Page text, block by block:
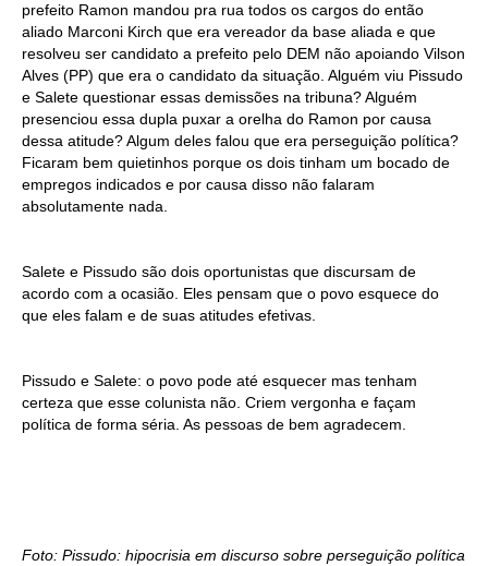
prefeito Ramon mandou pra rua todos os cargos do então
aliado Marconi Kirch que era vereador da base aliada e que
resolveu ser candidato a prefeito pelo DEM não apoiando Vilson
Alves (PP) que era o candidato da situação. Alguém viu Pissudo
e Salete questionar essas demissões na tribuna? Alguém
presenciou essa dupla puxar a orelha do Ramon por causa
dessa atitude? Algum deles falou que era perseguição política?
Ficaram bem quietinhos porque os dois tinham um bocado de
empregos indicados e por causa disso não falaram
absolutamente nada.
Salete e Pissudo são dois oportunistas que discursam de
acordo com a ocasião. Eles pensam que o povo esquece do
que eles falam e de suas atitudes efetivas.
Pissudo e Salete: o povo pode até esquecer mas tenham
certeza que esse colunista não. Criem vergonha e façam
política de forma séria. As pessoas de bem agradecem.
Foto: Pissudo: hipocrisia em discurso sobre perseguição política